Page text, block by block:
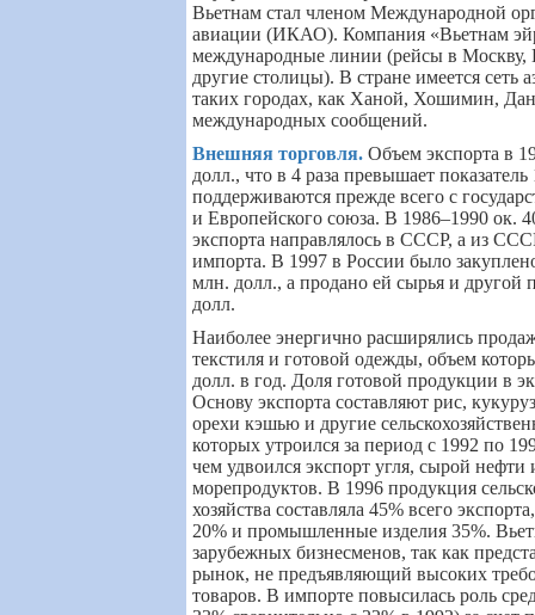
Вьетнам стал членом Международной
авиации (ИКАО). Компания «Вьетнам
международные линии (рейсы в Москву,
другие столицы). В стране имеется сеть
таких городах, как Ханой, Хошимин,
международных сообщений.
Внешняя торговля. Объем экспорта в
долл., что в 4 раза превышает
поддерживаются прежде всего с
и Европейского союза. В 1986–1990 ок.
экспорта направлялось в СССР, а из
импорта. В 1997 в России было
млн. долл., а продано ей сырья и другой
долл.
Наиболее энергично расширялись
текстиля и готовой одежды, объем
долл. в год. Доля готовой продукции в
Основу экспорта составляют рис,
орехи кэшью и другие
которых утроился за период с 1992 по
чем удвоился экспорт угля, сырой нефти
морепродуктов. В 1996 продукция
хозяйства составляла 45% всего
20% и промышленные изделия 35%.
зарубежных бизнесменов, так как
рынок, не предъявляющий высоких
товаров. В импорте повысилась роль